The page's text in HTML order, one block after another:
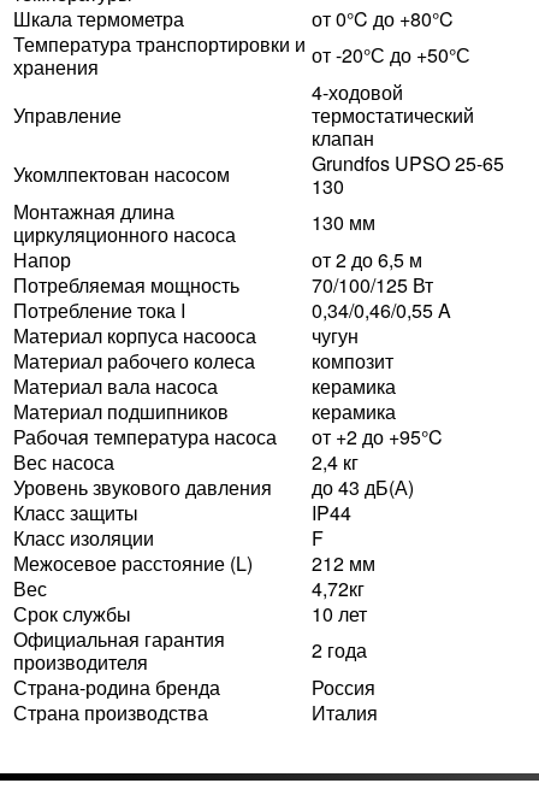
Шкала термометра
от 0°C до +80°C
Температура транспортировки и
хранения
от -20°С до +50°С
Управление
4-ходовой
термостатический
клапан
Укомлпектован насосом
Grundfos UPSO 25-65
130
Монтажная длина
циркуляционного насоса
130 мм
Напор
от 2 до 6,5 м
Потребляемая мощность
70/100/125 Вт
Потребление тока I
0,34/0,46/0,55 A
Материал корпуса насооса
чугун
Материал рабочего колеса
композит
Материал вала насоса
керамика
Материал подшипников
керамика
Рабочая температура насоса
от +2 до +95°C
Вес насоса
2,4 кг
Уровень звукового давления
до 43 дБ(А)
Класс защиты
IP44
Класс изоляции
F
Межосевое расстояние (L)
212 мм
Вес
4,72кг
Срок службы
10 лет
Официальная гарантия
производителя
2 года
Страна-родина бренда
Россия
Страна производства
Италия